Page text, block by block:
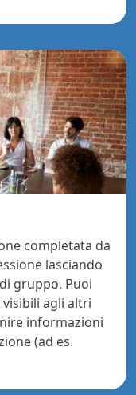
completata da
lasciando
gruppo. Puoi
agli altri
informazioni
(ad es.